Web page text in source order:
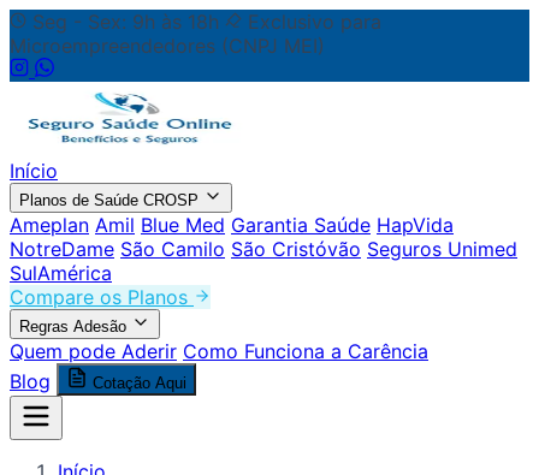
Seg - Sex: 9h às 18h
Exclusivo para
Microempreendedores (CNPJ MEI)
Início
Planos de Saúde CROSP
Ameplan Amil Blue Med Garantia Saúde HapVida
NotreDame São Camilo São Cristóvão Seguros Unimed
SulAmérica
Compare os Planos
Regras Adesão
Quem pode Aderir Como Funciona a Carência
Blog
Cotação Aqui